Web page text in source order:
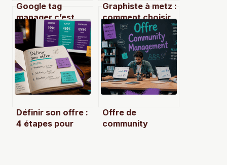
Google tag
manager c’est
quoi et comment
bien l’utiliser en
pratique
Graphiste à metz :
comment choisir
le bon
professionnel
pour vos projets
Définir son offre :
4 étapes pour
Offre de
community